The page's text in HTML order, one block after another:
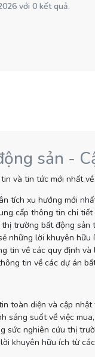
với 0 kết quả.
sản -
và tin tức mới nhất
tích xu hướng mới
cấp thông tin chi tiết
trường bất động sản
những lời khuyên hữu
tin về các quy định
tin về các dự án
toàn diện và cập
sáng suốt về việc
sức nghiên cứu thị
khuyên hữu ích từ